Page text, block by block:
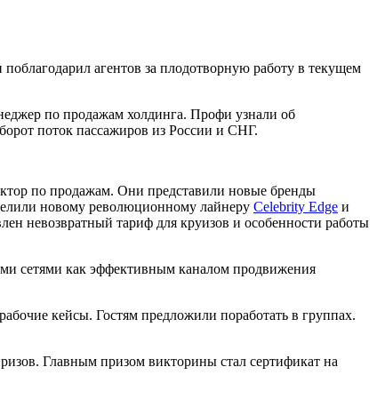
агентов за плодотворную работу в текущем
по продажам холдинга. Профи узнали об
поток пассажиров из России и СНГ.
по продажам. Они представили новые бренды
новому революционному лайнеру Celebrity Edge и
невозвратный тариф для круизов и особенности работы
сетями как эффективным каналом продвижения
кейсы. Гостям предложили поработать в группах.
Главным призом викторины стал сертификат на